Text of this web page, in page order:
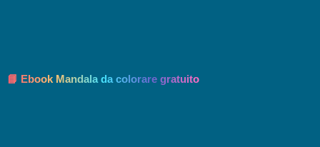
📘 Ebook Mandala da colorare gratuito